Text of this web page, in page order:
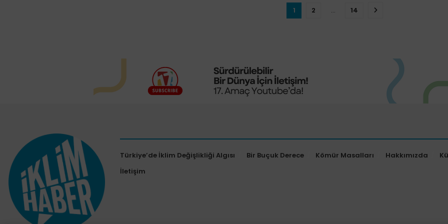
1 2 … 14
Türkiye’de İklim Değişlikliği Algısı Bir Buçuk Derece Kömür Masalları Hakkımızda
İletişim